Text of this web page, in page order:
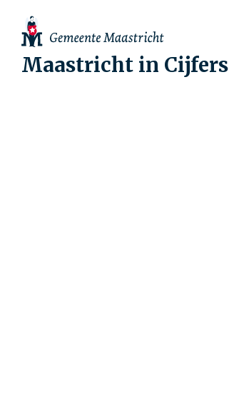
Maastricht in Cijfers